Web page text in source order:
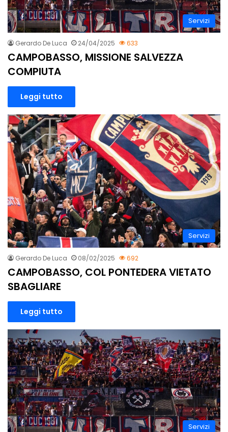
Servizi
Gerardo De Luca 24/04/2025 633
CAMPOBASSO, MISSIONE SALVEZZA
COMPIUTA
Leggi tutto
Servizi
Gerardo De Luca 08/02/2025 692
CAMPOBASSO, COL PONTEDERA VIETATO
SBAGLIARE
Leggi tutto
Servizi